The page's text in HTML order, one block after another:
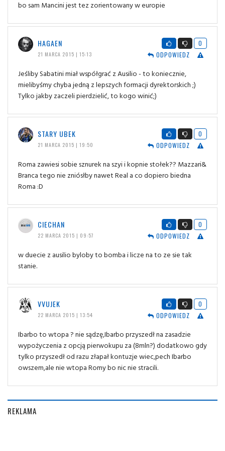
bo sam Mancini jest tez zorientowany w europie
HAGAEN
21 MARCA 2015 | 15:13
0
ODPOWIEDZ
Jeśliby Sabatini miał współgrać z Ausilio - to koniecznie,
mielibyśmy chyba jedną z lepszych formacji dyrektorskich ;)
Tylko jakby zaczeli pierdzielić, to kogo winić;)
STARY UBEK
21 MARCA 2015 | 19:50
0
ODPOWIEDZ
Roma zawiesi sobie sznurek na szyi i kopnie stołek?? Mazzari&
Branca tego nie zniósłby nawet Real a co dopiero biedna
Roma :D
CIECHAN
22 MARCA 2015 | 09:57
0
ODPOWIEDZ
w duecie z ausilio byloby to bomba i licze na to ze sie tak
stanie.
VVUJEK
22 MARCA 2015 | 13:54
0
ODPOWIEDZ
Ibarbo to wtopa ? nie sądzę,Ibarbo przyszedł na zasadzie
wypożyczenia z opcją pierwokupu za (8mln?) dodatkowo gdy
tylko przyszedł od razu złapał kontuzje wiec,pech Ibarbo
owszem,ale nie wtopa Romy bo nic nie stracili.
REKLAMA